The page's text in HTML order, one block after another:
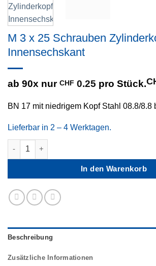
M 3 x 25 Schrauben
Innensechskant
ab 90x nur CHF 0.25 pro Stück.
BN 17 mit niedrigem Kopf Stahl 08.8/8.8
Lieferbar in 2 – 4 Werktagen.
M 3 x 25 Schrauben Zylinderkopf
In den Warenkorb
Beschreibung
Zusätzliche Informationen